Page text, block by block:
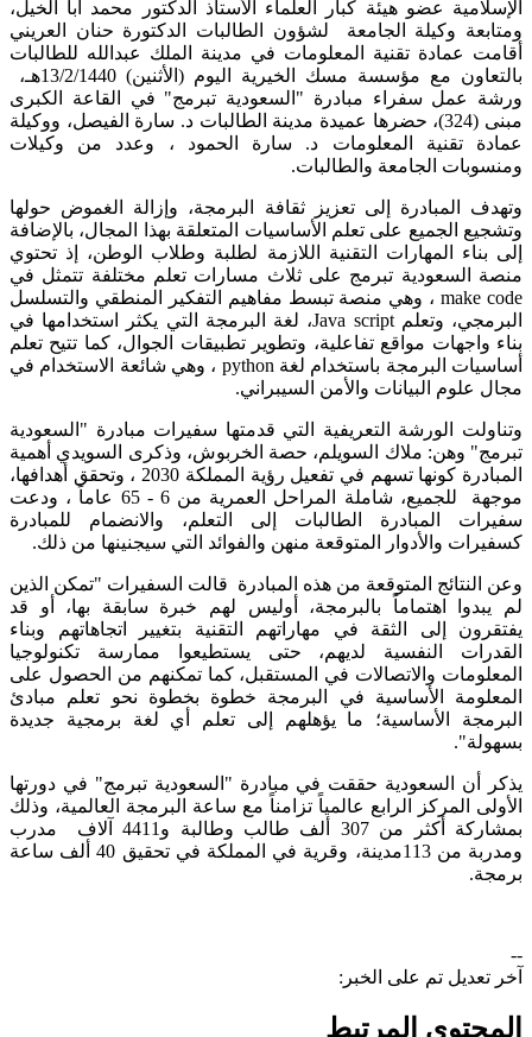
الإسلامية عضو هيئة كبار العلماء الأستاذ الدكتور محمد أبا الخيل،
ومتابعة وكيلة الجامعة لشؤون الطالبات الدكتورة حنان العريني
أقامت عمادة تقنية المعلومات في مدينة الملك عبدالله للطالبات
بالتعاون مع مؤسسة مسك الخيرية اليوم (الأثنين) 13/2/1440هـ،
ورشة عمل سفراء مبادرة "السعودية تبرمج" في القاعة الكبرى
مبنى (324)، حضرها عميدة مدينة الطالبات د. سارة الفيصل، ووكيلة
عمادة تقنية المعلومات د. سارة الحمود ، وعدد من وكيلات
ومنسوبات الجامعة والطالبات.
وتهدف المبادرة إلى تعزيز ثقافة البرمجة، وإزالة الغموض حولها
وتشجيع الجميع على تعلم الأساسيات المتعلقة بهذا المجال، بالإضافة
إلى بناء المهارات التقنية اللازمة لطلبة وطلاب الوطن، إذ تحتوي
منصة السعودية تبرمج على ثلاث مسارات تعلم مختلفة تتمثل في
make code ، وهي منصة تبسط مفاهيم التفكير المنطقي والتسلسل
البرمجي، وتعلم Java script، لغة البرمجة التي يكثر استخدامها في
بناء واجهات مواقع تفاعلية، وتطوير تطبيقات الجوال، كما تتيح تعلم
أساسيات البرمجة باستخدام لغة python ، وهي شائعة الاستخدام في
مجال علوم البيانات والأمن السيبراني.
وتناولت الورشة التعريفية التي قدمتها سفيرات مبادرة "السعودية
تبرمج" وهن: ملاك السويلم، حصة الخربوش، وذكرى السويدي أهمية
المبادرة كونها تسهم في تفعيل رؤية المملكة 2030 ، وتحقق أهدافها،
موجهة للجميع، شاملة المراحل العمرية من 6 - 65 عاماً ، ودعت
سفيرات المبادرة الطالبات إلى التعلم، والانضمام للمبادرة
كسفيرات والأدوار المتوقعة منهن والفوائد التي سيجنينها من ذلك.
وعن النتائج المتوقعة من هذه المبادرة قالت السفيرات "تمكن الذين
لم يبدوا اهتماماً بالبرمجة، أوليس لهم خبرة سابقة بها، أو قد
يفتقرون إلى الثقة في مهاراتهم التقنية بتغيير اتجاهاتهم وبناء
القدرات النفسية لديهم، حتى يستطيعوا ممارسة تكنولوجيا
المعلومات والاتصالات في المستقبل، كما تمكنهم من الحصول على
المعلومة الأساسية في البرمجة خطوة بخطوة نحو تعلم مبادئ
البرمجة الأساسية؛ ما يؤهلهم إلى تعلم أي لغة برمجية جديدة
بسهولة".
يذكر أن السعودية حققت في مبادرة "السعودية تبرمج" في دورتها
الأولى المركز الرابع عالمياً تزامناً مع ساعة البرمجة العالمية، وذلك
بمشاركة أكثر من 307 ألف طالب وطالبة و4411 آلاف مدرب
ومدربة من 113مدينة، وقرية في المملكة في تحقيق 40 ألف ساعة
برمجة.
--
آخر تعديل تم على الخبر:
المحتوى المرتبط